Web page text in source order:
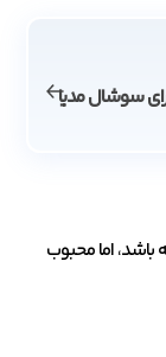
سوشال مدیا
اما محبوب